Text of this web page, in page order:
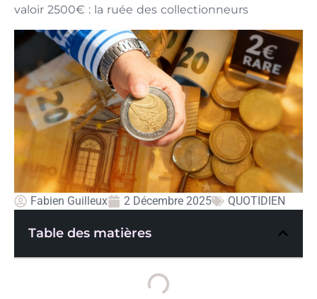
valoir 2500€ : la ruée des collectionneurs
Fabien Guilleux 2 Décembre 2025 QUOTIDIEN
Table des matières